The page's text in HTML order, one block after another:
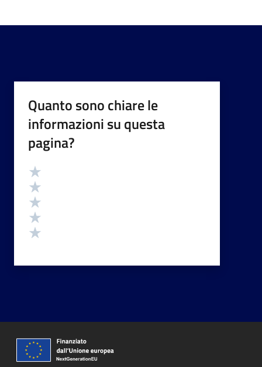
Quanto sono chiare le
informazioni su questa
pagina?
Valutazione